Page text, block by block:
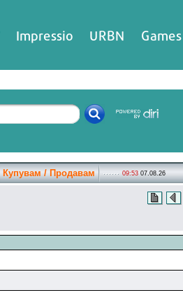
Impressio URBN Games
Купувам / Продавам 09:53 07.08.26